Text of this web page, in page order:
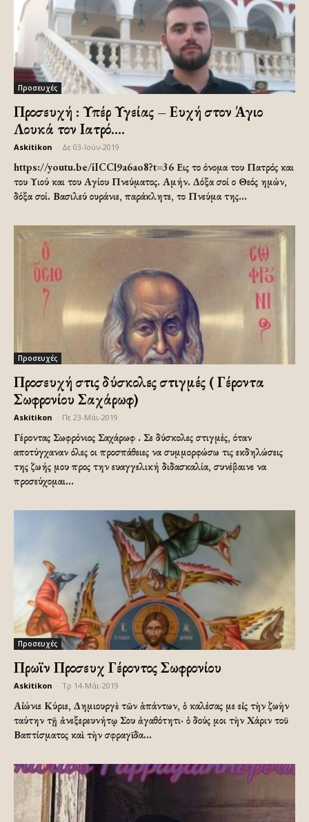
Προσευχές
Προσευχή : Υπέρ Υγείας – Ευχή στον Άγιο
Λουκά τον Ιατρό....
Askitikon Δε 03-Ιούν-2019
https://youtu.be/iICCl9a6ao8?t=36 Εις το όνομα του Πατρός και
του Υιού και του Αγίου Πνεύματος. Αμήν. Δόξα σοί ο Θεός ημών,
δόξα σοί. Βασιλεύ ουράνιε, παράκλητε, το Πνεύμα της...
Προσευχές
Προσευχή στις δύσκολες στιγμές ( Γέροντα
Σωφρονίου Σαχάρωφ)
Askitikon Πε 23-Μάι-2019
Γέροντας Σωφρόνιος Σαχάρωφ . Σε δύσκολες στιγμές, όταν
αποτύγχαναν όλες οι προσπάθειες να συμμορφώσω τις εκδηλώσεις
της ζωής μου προς την ευαγγελική διδασκαλία, συνέβαινε να
προσεύχομαι...
Προσευχές
Πρωϊνὴ Προσευχὴ Γέροντος Σωφρονίου
Askitikon Τρ 14-Μάι-2019
Αἰώνιε Κύριε, Δημιουργὲ τῶν ἁπάντων, ὁ καλέσας με εἰς τὴν ζωὴν
ταύτην τῇ ἀνεξερευνήτῳ Σου ἀγαθότητι· ὁ δούς μοι τὴν Χάριν τοῦ
Βαπτίσματος καὶ τὴν σφραγῖδα...